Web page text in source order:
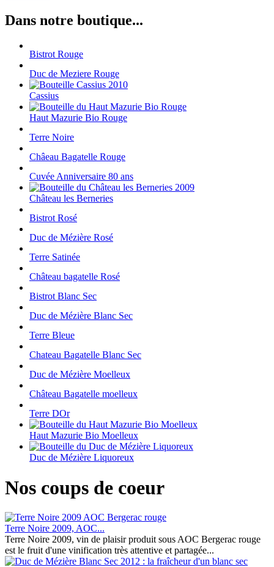
Dans notre boutique...
Bistrot Rouge
Duc de Meziere Rouge
Cassius
Haut Mazurie Bio Rouge
Terre Noire
Châeau Bagatelle Rouge
Cuvée Anniversaire 80 ans
Château les Berneries
Bistrot Rosé
Duc de Mézière Rosé
Terre Satinée
Château bagatelle Rosé
Bistrot Blanc Sec
Duc de Mézière Blanc Sec
Terre Bleue
Chateau Bagatelle Blanc Sec
Duc de Mézière Moelleux
Château Bagatelle moelleux
Terre DOr
Haut Mazurie Bio Moelleux
Duc de Mézière Liquoreux
Nos coups de coeur
Terre Noire 2009, AOC...
Terre Noire 2009, vin de plaisir produit sous AOC Bergerac rouge
est le fruit d'une vinification très attentive et partagée...